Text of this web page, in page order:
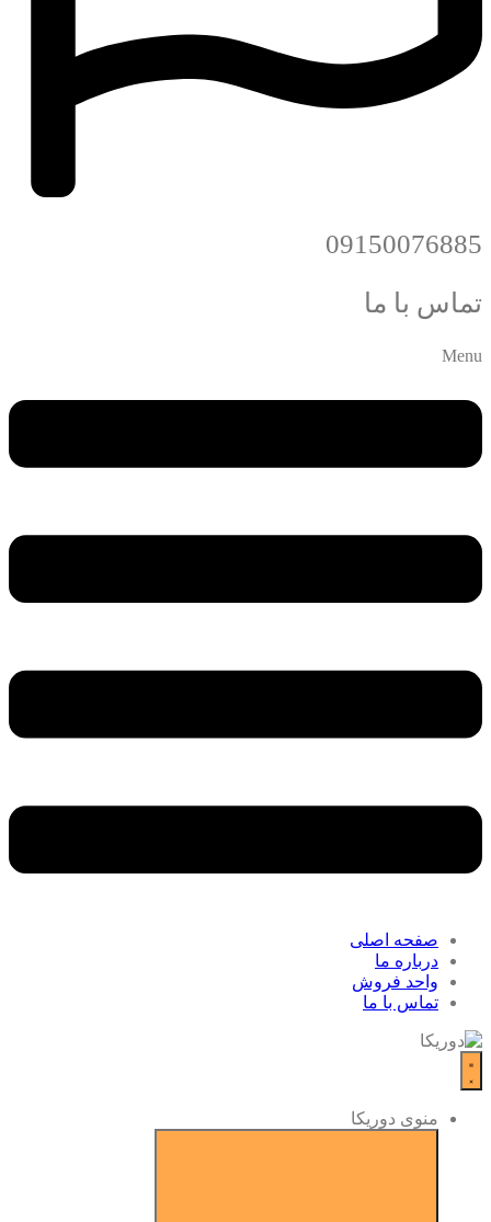
09150076885
تماس با ما
Menu
صفحه اصلی
درباره ما
واحد فروش
تماس با ما
منوی دوریکا